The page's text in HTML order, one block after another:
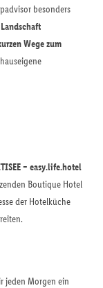
besonders
Wege zum
– easy.life.hotel
Boutique Hotel
der Hotelküche
jeden Morgen ein